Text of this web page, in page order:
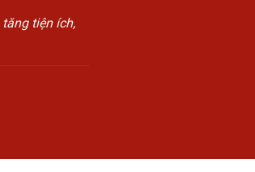
tiện ích,